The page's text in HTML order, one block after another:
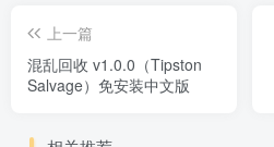
上一篇
混乱回收 v1.0.0（Tipston
Salvage）免安装中文版